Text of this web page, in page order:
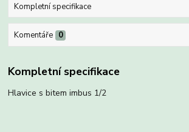
Kompletní specifikace
Komentáře 0
Kompletní specifikace
Hlavice s bitem imbus 1/2